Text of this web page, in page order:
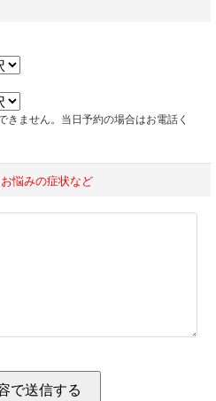
ません。当日予約の場合はお電話く
悩みの症状など